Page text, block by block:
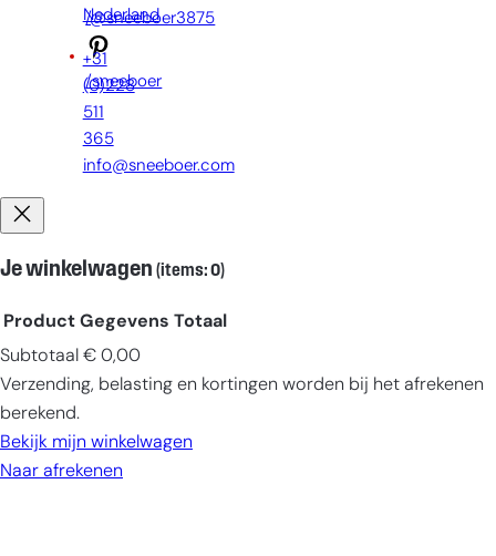
/@sneeboer3875
/sneeboer
Nederland
+31
(0)228
511
365
info@sneeboer.com
Je winkelwagen (items: 0)
Producten
in
winkelwagen
Product Gegevens Totaal
Subtotaal € 0,00
Verzending, belasting en kortingen worden bij het afrekenen
berekend.
Bekijk mijn winkelwagen
Naar afrekenen